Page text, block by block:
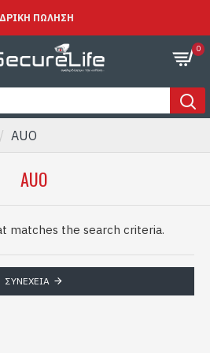
ΠΩΛΗΣΗ
0
AUO
AUO
matches the search criteria.
ΣΥΝΈΧΕΙΑ